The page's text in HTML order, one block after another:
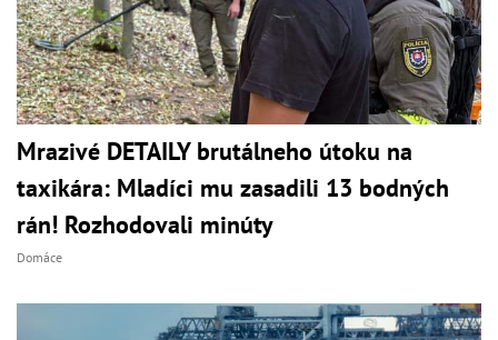
Mrazivé DETAILY brutálneho útoku na
taxikára: Mladíci mu zasadili 13 bodných
rán! Rozhodovali minúty
Domáce